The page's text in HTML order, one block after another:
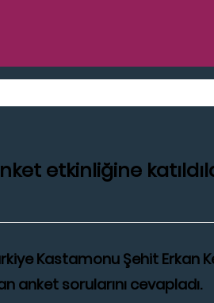
etkinliğine
Kastamonu Şehit
anket sorularını cevapladı.